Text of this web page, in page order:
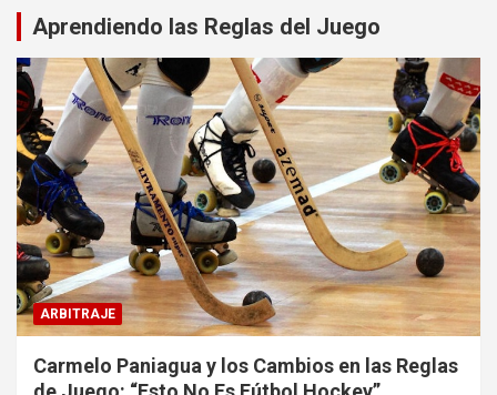
Aprendiendo las Reglas del Juego
ARBITRAJE
Carmelo Paniagua y los Cambios en las Reglas